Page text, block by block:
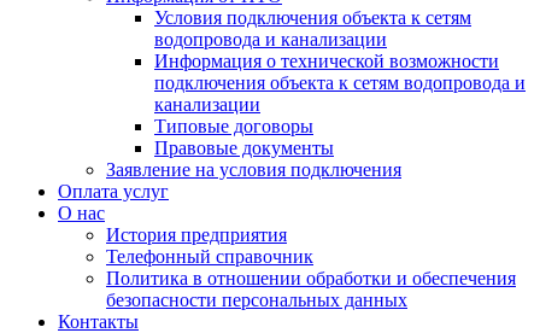
Условия подключения объекта к сетям
водопровода и канализации
Информация о технической возможности
подключения объекта к сетям водопровода и
канализации
Типовые договоры
Правовые документы
Заявление на условия подключения
Оплата услуг
О нас
История предприятия
Телефонный справочник
Политика в отношении обработки и обеспечения
безопасности персональных данных
Контакты